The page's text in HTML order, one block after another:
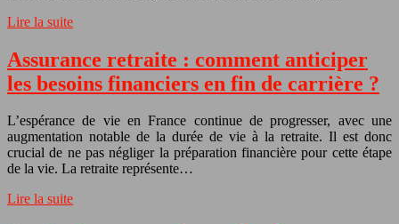
Lire la suite
Assurance retraite : comment anticiper
les besoins financiers en fin de carrière ?
L’espérance de vie en France continue de progresser, avec une
augmentation notable de la durée de vie à la retraite. Il est donc
crucial de ne pas négliger la préparation financière pour cette étape
de la vie. La retraite représente…
Lire la suite